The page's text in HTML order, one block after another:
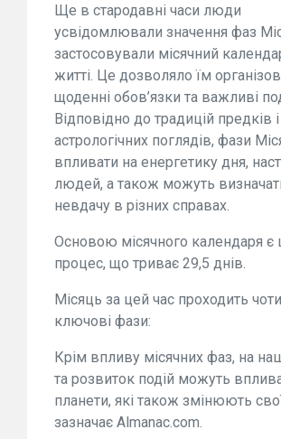
Ще в стародавні часи люди
усвідомлювали значення фаз
застосовували місячний
житті. Це дозволяло їм
щоденні обов’язки та важливі
Відповідно до традицій предків
астрологічних поглядів, фази
впливати на енергетику дня,
людей, а також можуть
невдачу в різних справах.
Основою місячного календаря є
процес, що триває 29,5 днів.
Місяць за цей час проходить
ключові фази:
Крім впливу місячних фаз, на
та розвиток подій можуть
планети, які також змінюють
зазначає Almanac.com.